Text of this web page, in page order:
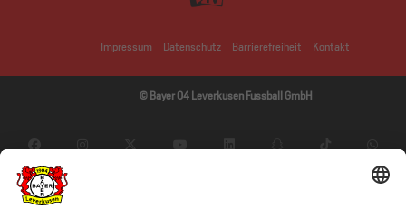
Impressum Datenschutz Barrierefreiheit Kontakt
© Bayer 04 Leverkusen Fussball GmbH